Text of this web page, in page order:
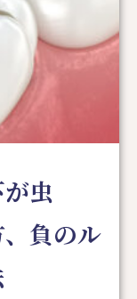
虫
負のル